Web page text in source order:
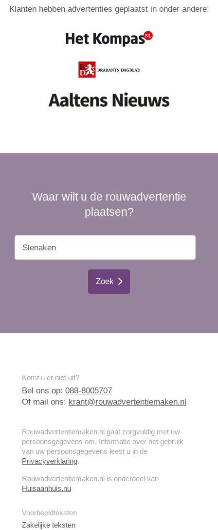
Klanten hebben advertenties geplaatst in onder andere:
Waar wilt u de rouwadvertentie
plaatsen?
Zoek
Komt u er niet uit?
Bel ons op: 088-8005707
Of mail ons: krant@rouwadvertentiemaken.nl
Rouwadvertentiemaken.nl gaat zorgvuldig met uw
persoonsgegevens om. Informatie over het gebruik
van uw persoonsgegevens leest u in de
Privacyverklaring.
Rouwadvertentiemaken.nl is onderdeel van
Huisaanhuis.nu
Voorbeeldteksten
Zakelijke teksten